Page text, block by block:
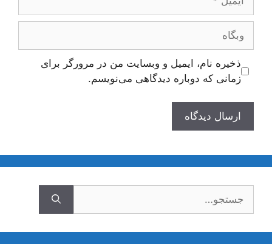
وبگاه
ذخیره نام، ایمیل و وبسایت من در مرورگر برای
زمانی که دوباره دیدگاهی می‌نویسم.